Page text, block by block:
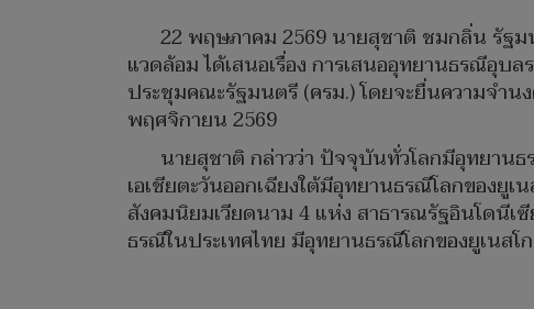
22 พฤษภาคม 2569 นายสุชาติ ชมกลิ่น รัฐม
แวดล้อม ได้เสนอเรื่อง การเสนออุทยานธรณีอุบ
ประชุมคณะรัฐมนตรี (ครม.) โดยจะยื่นความจำน
พฤศจิกายน 2569
นายสุชาติ กล่าวว่า ปัจจุบันทั่วโลกมีอุทยาน
เอเชียตะวันออกเฉียงใต้มีอุทยานธรณีโลกของยู
สังคมนิยมเวียดนาม 4 แห่ง สาธารณรัฐอินโดนี
ธรณีในประเทศไทย มีอุทยานธรณีโลกของยูเนส